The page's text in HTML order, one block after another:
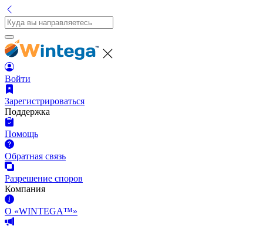
Войти
Зарегистрироваться
Поддержка
Помощь
Обратная связь
Разрешение споров
Компания
О «WINTEGA™»